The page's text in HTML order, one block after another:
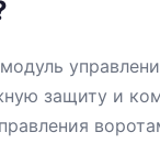
защиту и